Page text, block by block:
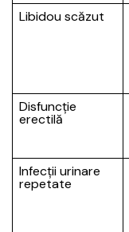
Libidou scăzut
Disfuncție
erectilă
Infecții urinare
repetate